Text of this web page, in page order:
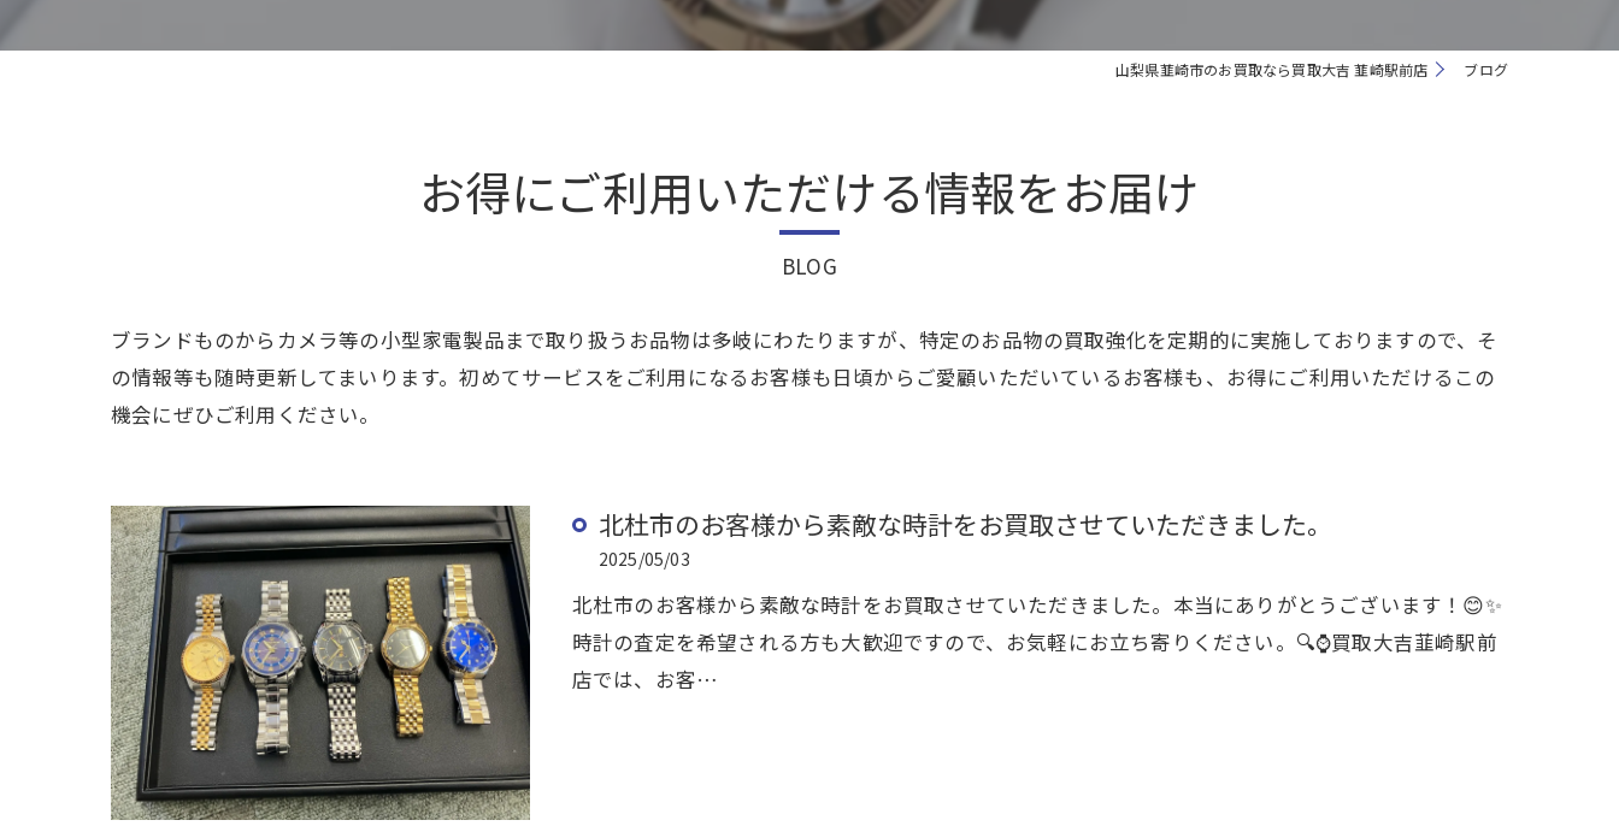
出張
山梨県韮崎市のお買取なら買取大吉 韮崎駅前店 ブログ
お得にご利用いただける情報をお届け
BLOG
ブランドものからカメラ等の小型家電製品まで取り扱うお品物は多岐にわたりますが、特定のお品物の買取強化を定期的に実施しておりますので、そ
の情報等も随時更新してまいります。初めてサービスをご利用になるお客様も日頃からご愛顧いただいているお客様も、お得にご利用いただけるこの
機会にぜひご利用ください。
北杜市のお客様から素敵な時計をお買取させていただきました。
2025/05/03
北杜市のお客様から素敵な時計をお買取させていただきました。本当にありがとうございます！😊✨
時計の査定を希望される方も大歓迎ですので、お気軽にお立ち寄りください。🔍⌚買取大吉韮崎駅前
店では、お客…